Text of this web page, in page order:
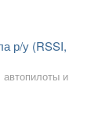
р/у (RSSI,
автопилоты и